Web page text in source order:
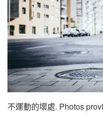
不運動的壞處. Photos